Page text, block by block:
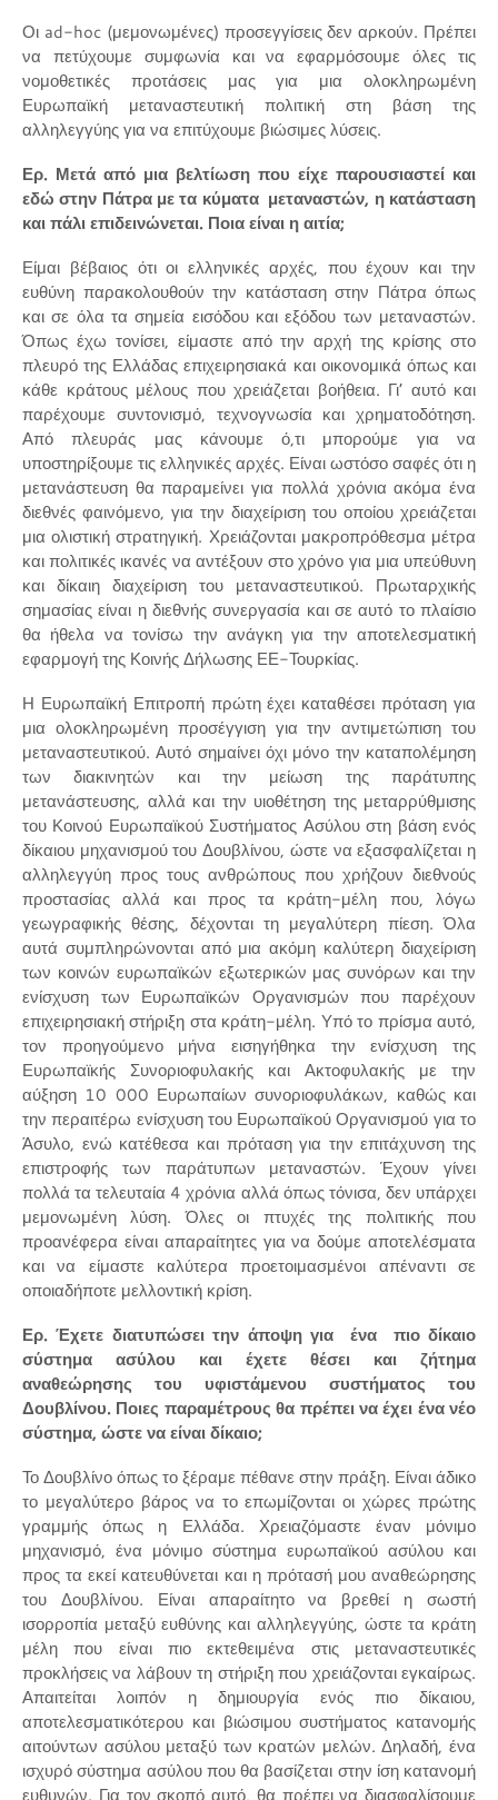
Οι ad-hoc (μεμονωμένες) προσεγγίσεις δεν αρκούν. Πρέπει
να πετύχουμε συμφωνία και να εφαρμόσουμε όλες τις
νομοθετικές προτάσεις μας για μια ολοκληρωμένη
Ευρωπαϊκή μεταναστευτική πολιτική στη βάση της
αλληλεγγύης για να επιτύχουμε βιώσιμες λύσεις.
Ερ. Μετά από μια βελτίωση που είχε παρουσιαστεί και
εδώ στην Πάτρα με τα κύματα μεταναστών, η κατάσταση
και πάλι επιδεινώνεται. Ποια είναι η αιτία;
Είμαι βέβαιος ότι οι ελληνικές αρχές, που έχουν και την
ευθύνη παρακολουθούν την κατάσταση στην Πάτρα όπως
και σε όλα τα σημεία εισόδου και εξόδου των μεταναστών.
Όπως έχω τονίσει, είμαστε από την αρχή της κρίσης στο
πλευρό της Ελλάδας επιχειρησιακά και οικονομικά όπως και
κάθε κράτους μέλους που χρειάζεται βοήθεια. Γι’ αυτό και
παρέχουμε συντονισμό, τεχνογνωσία και χρηματοδότηση.
Από πλευράς μας κάνουμε ό,τι μπορούμε για να
υποστηρίξουμε τις ελληνικές αρχές. Είναι ωστόσο σαφές ότι η
μετανάστευση θα παραμείνει για πολλά χρόνια ακόμα ένα
διεθνές φαινόμενο, για την διαχείριση του οποίου χρειάζεται
μια ολιστική στρατηγική. Χρειάζονται μακροπρόθεσμα μέτρα
και πολιτικές ικανές να αντέξουν στο χρόνο για μια υπεύθυνη
και δίκαιη διαχείριση του μεταναστευτικού. Πρωταρχικής
σημασίας είναι η διεθνής συνεργασία και σε αυτό το πλαίσιο
θα ήθελα να τονίσω την ανάγκη για την αποτελεσματική
εφαρμογή της Κοινής Δήλωσης ΕΕ-Τουρκίας.
Η Ευρωπαϊκή Επιτροπή πρώτη έχει καταθέσει πρόταση για
μια ολοκληρωμένη προσέγγιση για την αντιμετώπιση του
μεταναστευτικού. Αυτό σημαίνει όχι μόνο την καταπολέμηση
των διακινητών και την μείωση της παράτυπης
μετανάστευσης, αλλά και την υιοθέτηση της μεταρρύθμισης
του Κοινού Ευρωπαϊκού Συστήματος Ασύλου στη βάση ενός
δίκαιου μηχανισμού του Δουβλίνου, ώστε να εξασφαλίζεται η
αλληλεγγύη προς τους ανθρώπους που χρήζουν διεθνούς
προστασίας αλλά και προς τα κράτη-μέλη που, λόγω
γεωγραφικής θέσης, δέχονται τη μεγαλύτερη πίεση. Όλα
αυτά συμπληρώνονται από μια ακόμη καλύτερη διαχείριση
των κοινών ευρωπαϊκών εξωτερικών μας συνόρων και την
ενίσχυση των Ευρωπαϊκών Οργανισμών που παρέχουν
επιχειρησιακή στήριξη στα κράτη-μέλη. Υπό το πρίσμα αυτό,
τον προηγούμενο μήνα εισηγήθηκα την ενίσχυση της
Ευρωπαϊκής Συνοριοφυλακής και Ακτοφυλακής με την
αύξηση 10 000 Ευρωπαίων συνοριοφυλάκων, καθώς και
την περαιτέρω ενίσχυση του Ευρωπαϊκού Οργανισμού για το
Άσυλο, ενώ κατέθεσα και πρόταση για την επιτάχυνση της
επιστροφής των παράτυπων μεταναστών. Έχουν γίνει
πολλά τα τελευταία 4 χρόνια αλλά όπως τόνισα, δεν υπάρχει
μεμονωμένη λύση. Όλες οι πτυχές της πολιτικής που
προανέφερα είναι απαραίτητες για να δούμε αποτελέσματα
και να είμαστε καλύτερα προετοιμασμένοι απέναντι σε
οποιαδήποτε μελλοντική κρίση.
Ερ. Έχετε διατυπώσει την άποψη για ένα πιο δίκαιο
σύστημα ασύλου και έχετε θέσει και ζήτημα
αναθεώρησης του υφιστάμενου συστήματος του
Δουβλίνου. Ποιες παραμέτρους θα πρέπει να έχει ένα νέο
σύστημα, ώστε να είναι δίκαιο;
Το Δουβλίνο όπως το ξέραμε πέθανε στην πράξη. Είναι άδικο
το μεγαλύτερο βάρος να το επωμίζονται οι χώρες πρώτης
γραμμής όπως η Ελλάδα. Χρειαζόμαστε έναν μόνιμο
μηχανισμό, ένα μόνιμο σύστημα ευρωπαϊκού ασύλου και
προς τα εκεί κατευθύνεται και η πρότασή μου αναθεώρησης
του Δουβλίνου. Είναι απαραίτητο να βρεθεί η σωστή
ισορροπία μεταξύ ευθύνης και αλληλεγγύης, ώστε τα κράτη
μέλη που είναι πιο εκτεθειμένα στις μεταναστευτικές
προκλήσεις να λάβουν τη στήριξη που χρειάζονται εγκαίρως.
Απαιτείται λοιπόν η δημιουργία ενός πιο δίκαιου,
αποτελεσματικότερου και βιώσιμου συστήματος κατανομής
αιτούντων ασύλου μεταξύ των κρατών μελών. Δηλαδή, ένα
ισχυρό σύστημα ασύλου που θα βασίζεται στην ίση κατανομή
ευθυνών. Για τον σκοπό αυτό, θα πρέπει να διασφαλίσουμε